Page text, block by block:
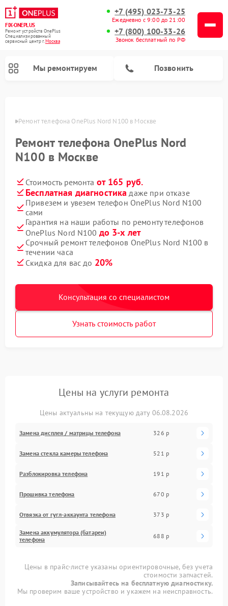
FIX-ONEPLUS
Ремонт устройств OnePlus
Специализированный
cервисный центр г.Москва
+7 (495) 023-73-25
Ежедневно с 9:00 до 21:00
+7 (800) 100-33-26
Звонок бесплатный по РФ
Мы ремонтируем Позвонить
Ремонт телефона OnePlus Nord N100 в Москве
Ремонт телефона OnePlus Nord
N100 в Москве
Стоимость ремонта от 165 руб.
Бесплатная диагностика даже при отказе
Привезем и увезем телефон OnePlus Nord N100
сами
Гарантия на наши работы по ремонту телефонов
OnePlus Nord N100 до 3-х лет
Срочный ремонт телефонов OnePlus Nord N100 в
течении часа
Скидка для вас до 20%
Консультация со специалистом
Узнать стоимость работ
Цены на услуги ремонта
Цены актуальны на текущую дату 06.08.2026
Замена дисплея / матрицы телефона 326 р
Замена стекла камеры телефона 521 р
Разблокировка телефона 191 р
Прошивка телефона 670 р
Отвязка от гугл-аккаунта телефона 373 р
Замена аккумулятора (батареи)
телефона
688 р
Цены в прайс-листе указаны ориентировочные, без учета
стоимости запчастей.
Записывайтесь на бесплатную диагностику.
Мы проверим ваше устройство и укажем на неисправность.